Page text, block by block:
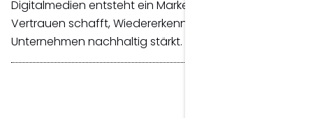
Digitalmedien entsteht ein Markenauftritt, der
Vertrauen schafft, Wiedererkennung fördert und dein
Unternehmen nachhaltig stärkt.